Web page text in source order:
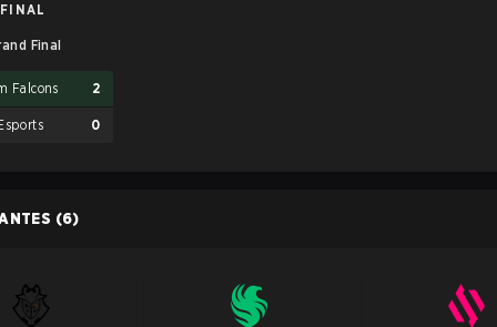
Final
Falcons 2
0
(6)